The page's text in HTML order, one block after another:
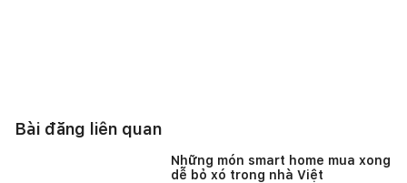
Bài đăng liên quan
Những món smart home mua xong
dễ bỏ xó trong nhà Việt